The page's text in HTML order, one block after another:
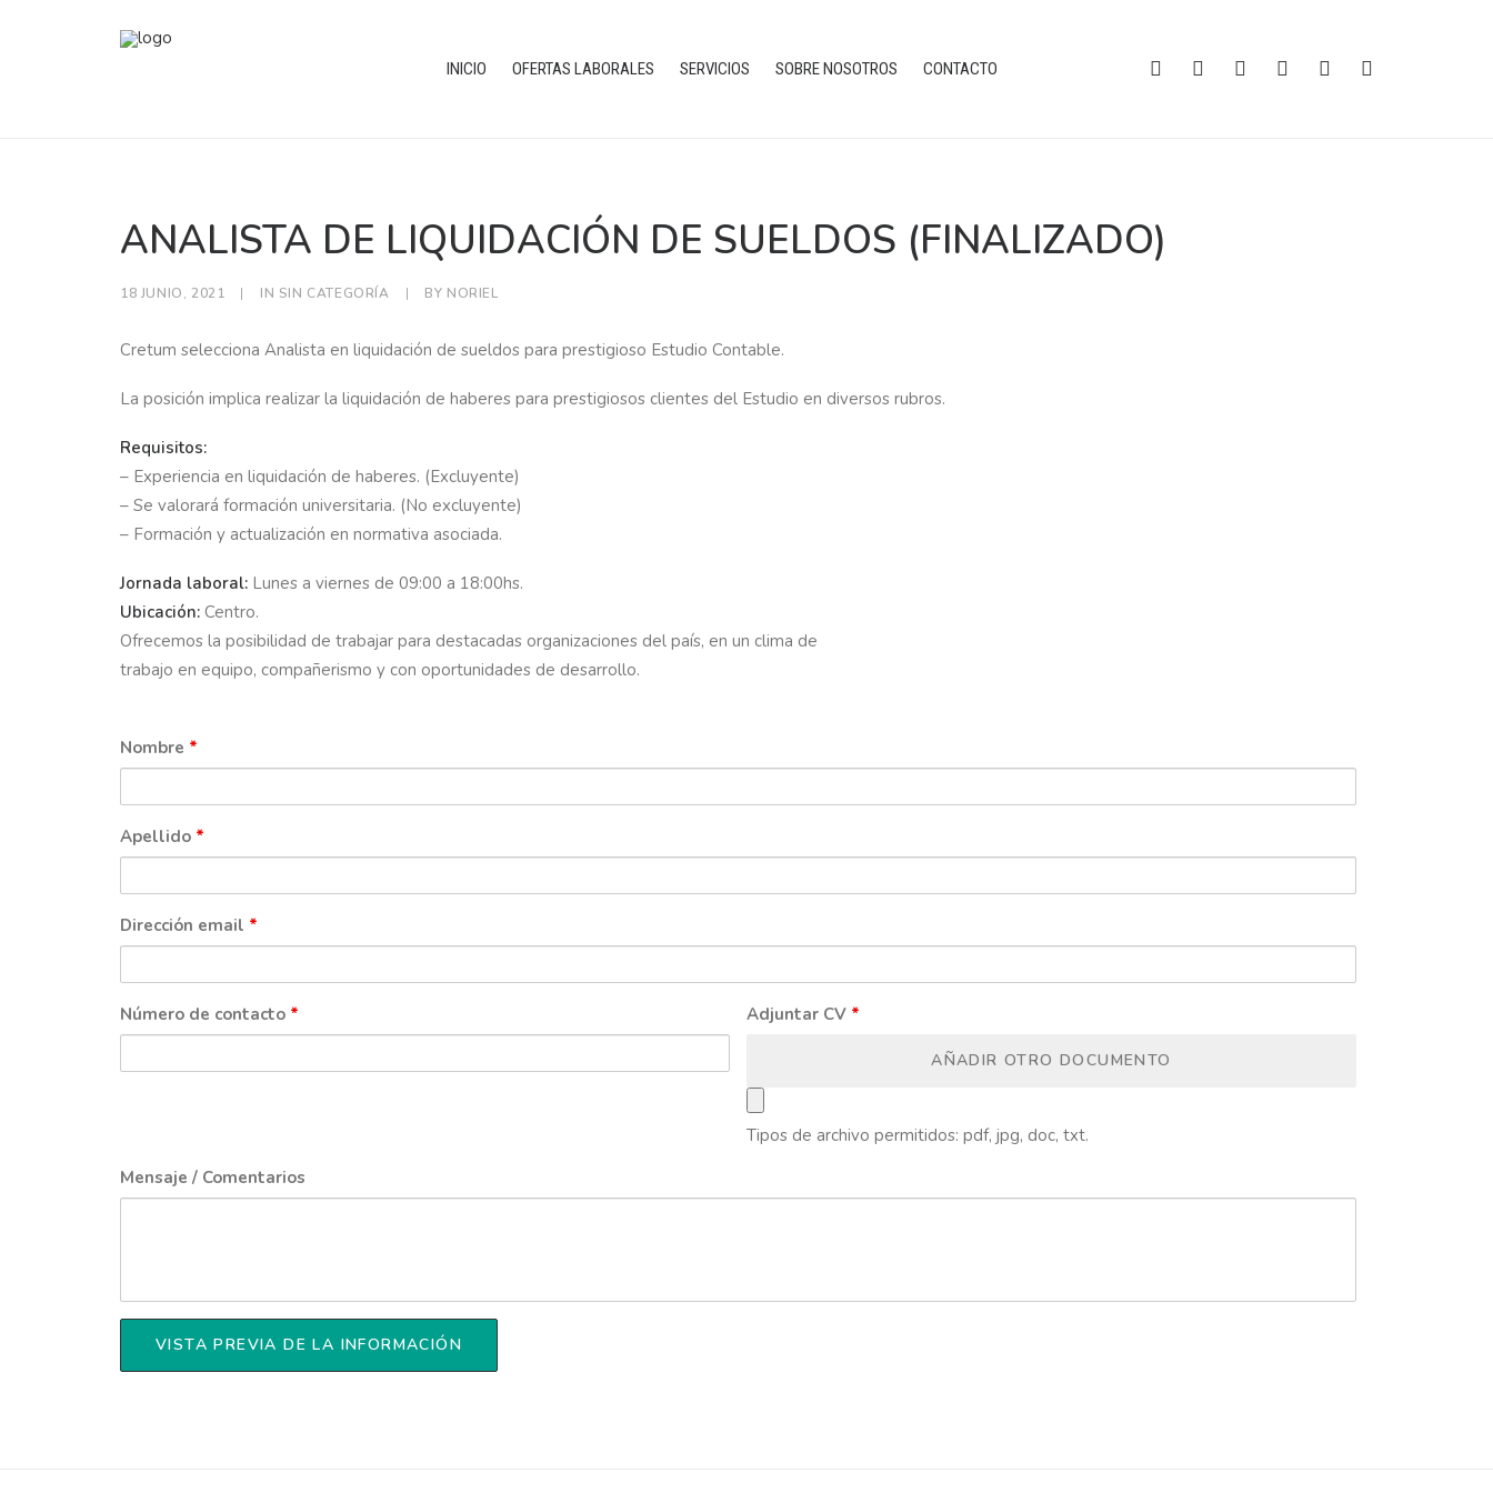
INICIO OFERTAS LABORALES SERVICIOS SOBRE NOSOTROS CONTACTO
ANALISTA DE LIQUIDACIÓN DE SUELDOS (FINALIZADO)
18 JUNIO, 2021 | IN SIN CATEGORÍA | BY NORIEL
Cretum selecciona Analista en liquidación de sueldos para prestigioso Estudio Contable.
La posición implica realizar la liquidación de haberes para prestigiosos clientes del Estudio en diversos rubros.
Requisitos:
– Experiencia en liquidación de haberes. (Excluyente)
– Se valorará formación universitaria. (No excluyente)
– Formación y actualización en normativa asociada.
Jornada laboral: Lunes a viernes de 09:00 a 18:00hs.
Ubicación: Centro.
Ofrecemos la posibilidad de trabajar para destacadas organizaciones del país, en un clima de
trabajo en equipo, compañerismo y con oportunidades de desarrollo.
Nombre *
Apellido *
Dirección email *
Número de contacto * Adjuntar CV *
AÑADIR OTRO DOCUMENTO
Tipos de archivo permitidos: pdf, jpg, doc, txt.
Mensaje / Comentarios